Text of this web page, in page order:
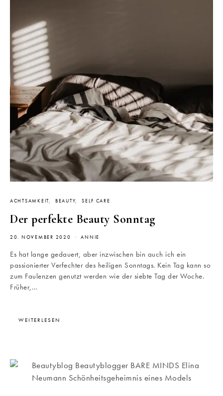
ACHTSAMKEIT BEAUTY SELF CARE
Der perfekte Beauty Sonntag
20. NOVEMBER 2020 ANNIE
Es hat lange gedauert, aber inzwischen bin auch ich ein
passionierter Verfechter des heiligen Sonntags. Kein Tag kann so
zum Faulenzen genutzt werden wie der siebte Tag der Woche.
Früher,…
WEITERLESEN